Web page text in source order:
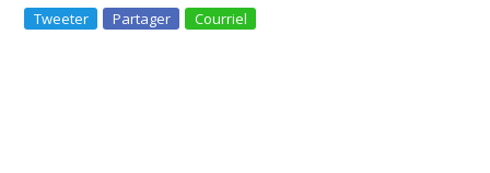
Tweeter Partager Courriel